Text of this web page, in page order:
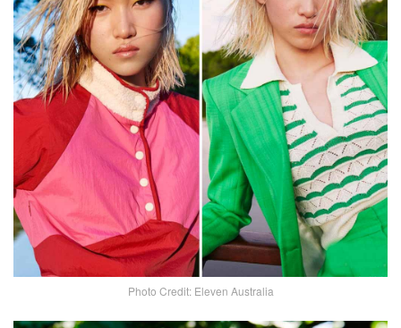
Photo Credit: Eleven Australia